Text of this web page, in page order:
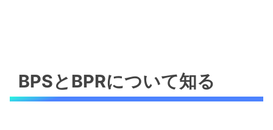
BPSとBPRについて知る